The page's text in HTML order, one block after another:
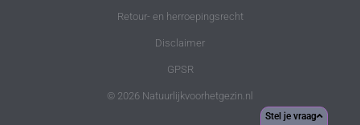
Retour- en herroepingsrecht
Disclaimer
GPSR
© 2026 Natuurlijkvoorhetgezin.nl
Stel je vraag